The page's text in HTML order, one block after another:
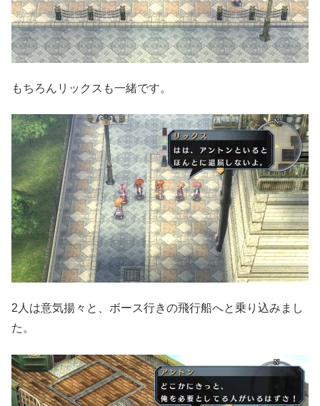
もちろんリックスも一緒です。
2人は意気揚々と、ボース行きの飛行船へと乗り込みまし
た。